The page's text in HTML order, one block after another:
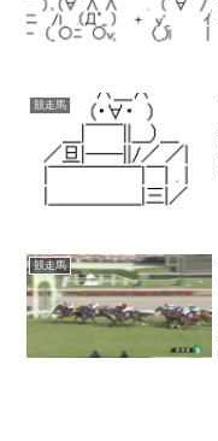
競走馬
競走馬